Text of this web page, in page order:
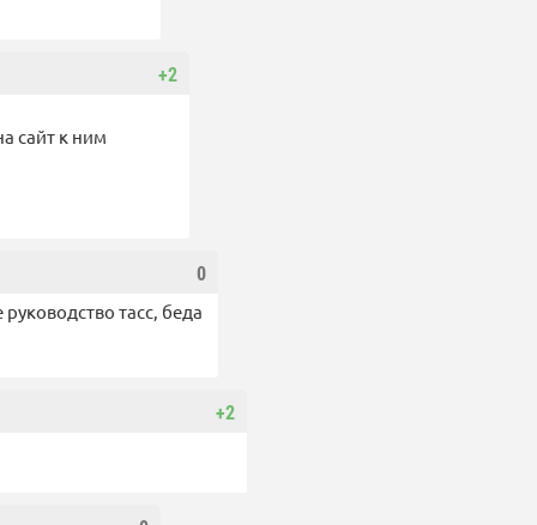
+2
сайт к ним
0
тасс, беда
+2